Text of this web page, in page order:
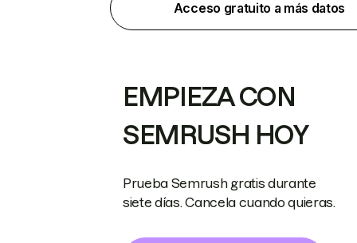
Acceso gratuito a más datos
EMPIEZA CON
SEMRUSH HOY
Prueba Semrush gratis durante
siete días. Cancela cuando quieras.